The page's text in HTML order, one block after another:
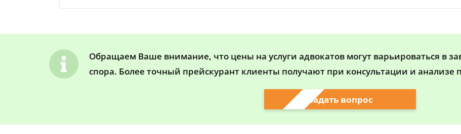
Обращаем Ваше внимание, что цены на услуги адвокатов могут варьироваться в
спора. Более точный прейскурант клиенты получают при консультации и анализе
Задать вопрос